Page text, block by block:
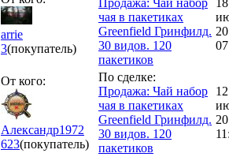
arrie
3(покупатель)
чая в пакетиках
Greenfield Гринфилд.
30 видов. 120
пакетиков
От кого:
Александр1972
623(покупатель)
По сделке:
Продажа: Чай набор
чая в пакетиках
Greenfield Гринфилд.
30 видов. 120
пакетиков
12